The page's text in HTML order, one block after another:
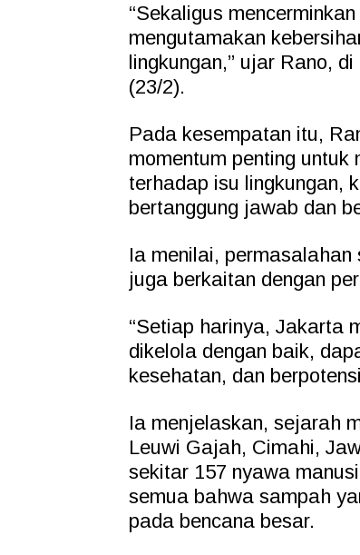
“Sekaligus
mengutamakan
lingkungan,” ujar Rano,
(23/2).
Pada kesempatan itu,
momentum penting
terhadap isu lingkungan,
bertanggung jawab dan
Ia menilai,
juga berkaitan dengan
“Setiap harinya, Jakarta
dikelola dengan baik,
kesehatan, dan
Ia menjelaskan, sejarah
Leuwi Gajah, Cimahi,
sekitar 157 nyawa
semua bahwa sampah
pada bencana besar.